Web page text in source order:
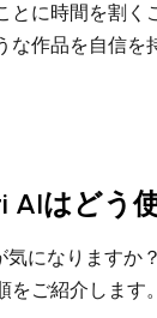
とに時間を割く
な作品を自信を
AIはどう
気になりますか
ご紹介します。